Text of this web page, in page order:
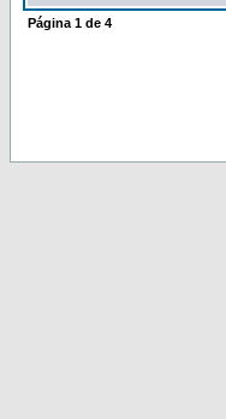
Página 1 de 4